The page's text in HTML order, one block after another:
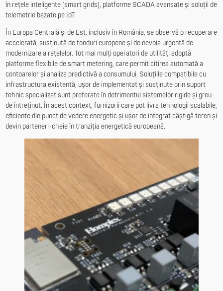
în rețele inteligente (smart grids), platforme SCADA avansate și soluții de
telemetrie bazate pe IoT.
În Europa Centrală și de Est, inclusiv în România, se observă o recuperare
accelerată, susținută de fonduri europene și de nevoia urgentă de
modernizare a rețelelor. Tot mai mulți operatori de utilități adoptă
platforme flexibile de smart metering, care permit citirea automată a
contoarelor și analiza predictivă a consumului. Soluțiile compatibile cu
infrastructura existentă, ușor de implementat și susținute prin suport
tehnic specializat sunt preferate în detrimentul sistemelor rigide și greu
de întreținut. În acest context, furnizorii care pot livra tehnologii scalabile,
eficiente din punct de vedere energetic și ușor de integrat câștigă teren și
devin parteneri-cheie în tranziția energetică europeană.